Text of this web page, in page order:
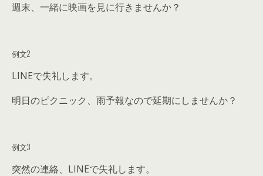
週末、一緒に映画を見に行きませんか？
例文2
LINEで失礼します。
明日のピクニック、雨予報なので延期にしませんか？
例文3
突然の連絡、LINEで失礼します。